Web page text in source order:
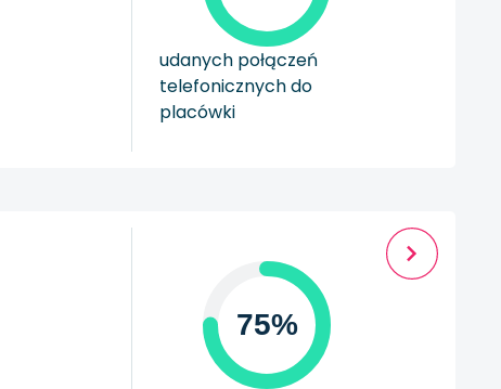
udanych połączeń
telefonicznych do
placówki
75%